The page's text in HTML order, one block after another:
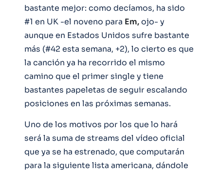
bastante mejor: como decíamos, ha sido
#1 en UK -el noveno para Em,ojo- y
aunque en Estados Unidos sufre bastante
más (#42 esta semana, +2), lo cierto es que
la canción ya ha recorrido el mismo
camino que el primer single y tiene
bastantes papeletas de seguir escalando
posiciones en las próximas semanas.
Uno de los motivos por los que lo hará
será la suma de streams del vídeo oficial
que ya se ha estrenado, que computarán
para la siguiente lista americana, dándole